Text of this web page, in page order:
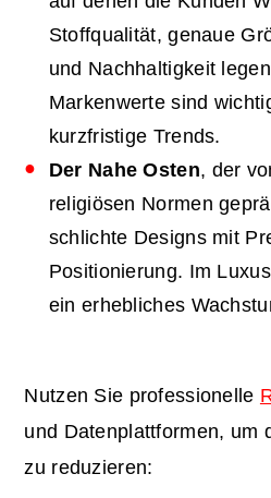
Stoffqualität, genaue
und Nachhaltigkeit
Markenwerte sind
kurzfristige Trends.
Der Nahe Osten, der
religiösen Normen
schlichte Designs mit
Positionierung. Im
ein erhebliches
Nutzen Sie professionelle
und Datenplattformen, um
zu reduzieren: